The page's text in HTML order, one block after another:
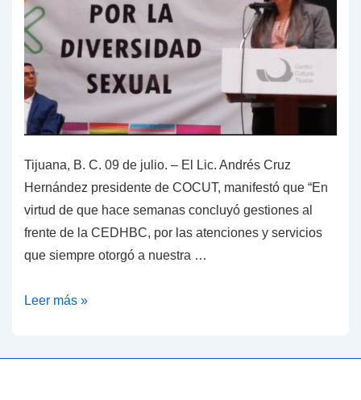
Tijuana, B. C. 09 de julio. – El Lic. Andrés Cruz
Hernández presidente de COCUT, manifestó que “En
virtud de que hace semanas concluyó gestiones al
frente de la CEDHBC, por las atenciones y servicios
que siempre otorgó a nuestra …
La
Leer más »